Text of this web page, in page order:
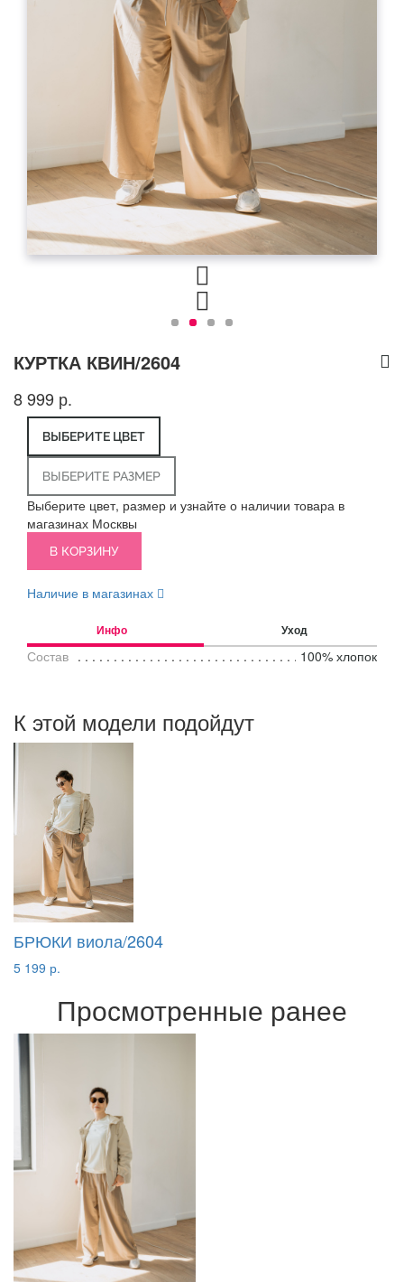
КУРТКА КВИН/2604
8 999 р.
ВЫБЕРИТЕ ЦВЕТ
ВЫБЕРИТЕ РАЗМЕР
Выберите цвет, размер и узнайте о наличии товара в
магазинах Москвы
В КОРЗИНУ
Наличие в магазинах
Инфо Уход
Состав 100% хлопок
К этой модели подойдут
БРЮКИ виола/2604
5 199 р.
Просмотренные ранее